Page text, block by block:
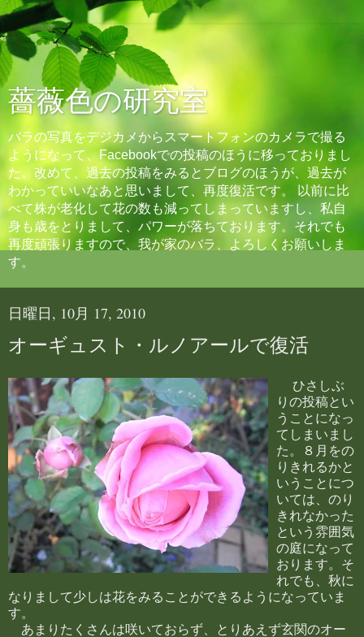
薔薇色の研究室
バラの写真をデジカメからスマートフォンのカメラで撮る
ようになって、Facebookでの投稿のほうに移っておりまし
た。改めて、過去の投稿をみるとブログのほうが、過去が
わかっていいなあと思いまして、再度復活です。 以前に比
べて株が老化して花の数も減ってしまっていますし、私自
身も歳をとりまして、パワーが落ちております。それでも
再度頑張りますので、我が家のバラ、よろしくお願いしま
す。
日曜日, 10月 17, 2010
オーギュスト・ルノアールで復活
ひさしぶ
りの投稿とい
うことになっ
てしまいまし
た。８月をの
りきれるかと
いうことにつ
いては、のり
きれなかった
という雰囲気
の庭になって
おります。そ
れでも、秋に
なりまして少しは花をみることができるようになっていま
す。
あまりたくさんは咲いておらず、とりあえず玄関のオー